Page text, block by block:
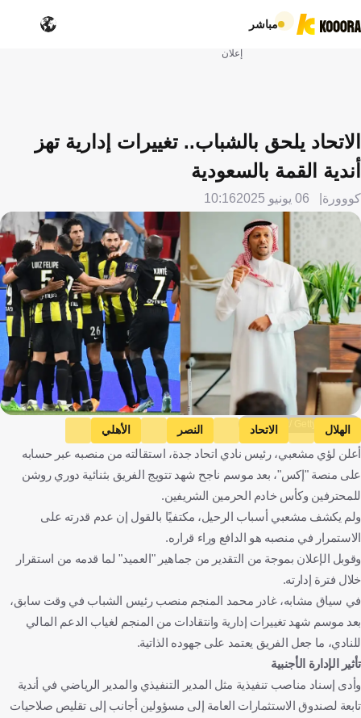
مباشر
إعلان
الاتحاد يلحق بالشباب.. تغييرات إدارية تهز
أندية القمة بالسعودية
كووورة 06 يونيو 2025 10:16
social gfx/ Getty Images
الهلال الاتحاد النصر
الأهلي
المملكة العربية السعودية
كرة قدم
أعلن لؤي مشعبي، رئيس نادي اتحاد جدة، استقالته من منصبه عبر حسابه
على منصة "إكس"، بعد موسم ناجح شهد تتويج الفريق بثنائية دوري روشن
للمحترفين وكأس خادم الحرمين الشريفين.
ولم يكشف مشعبي أسباب الرحيل، مكتفيًا بالقول إن عدم قدرته على
الاستمرار في منصبه هو الدافع وراء قراره.
وقوبل الإعلان بموجة من التقدير من جماهير "العميد" لما قدمه من استقرار
خلال فترة إدارته.
في سياق مشابه، غادر محمد المنجم منصب رئيس الشباب في وقت سابق،
بعد موسم شهد تغييرات إدارية وانتقادات من المنجم لغياب الدعم المالي
للنادي، ما جعل الفريق يعتمد على جهوده الذاتية.
تأثير الإدارة الأجنبية
وأدى إسناد مناصب تنفيذية مثل المدير التنفيذي والمدير الرياضي في أندية
تابعة لصندوق الاستثمارات العامة إلى مسؤولين أجانب إلى تقليص صلاحيات